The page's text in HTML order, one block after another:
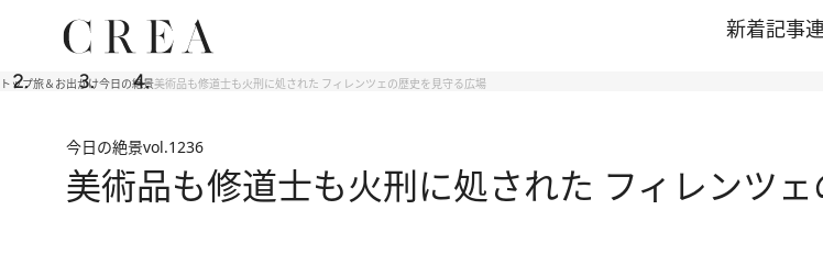
新着記事
トップ旅＆お出かけ今日の絶景美術品も修道士も火刑に処された フィレンツェの歴史を見守る広場
今日の絶景vol.1236
美術品も修道士も火刑に処された フィレンツ